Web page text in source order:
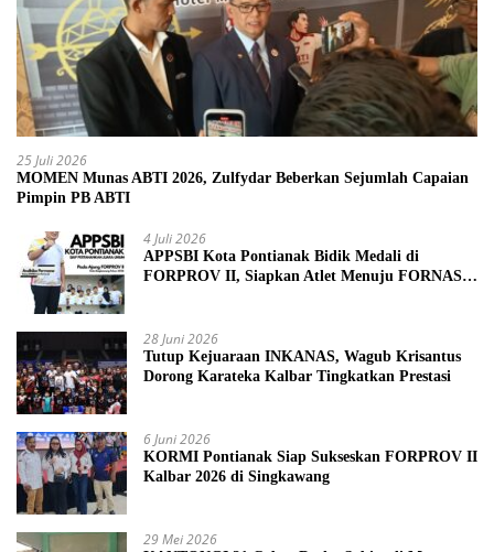
25 Juli 2026
MOMEN Munas ABTI 2026, Zulfydar Beberkan Sejumlah Capaian
Pimpin PB ABTI
4 Juli 2026
APPSBI Kota Pontianak Bidik Medali di
FORPROV II, Siapkan Atlet Menuju FORNAS
28 Juni 2026
Tutup Kejuaraan INKANAS, Wagub Krisantus
Dorong Karateka Kalbar Tingkatkan Prestasi
6 Juni 2026
KORMI Pontianak Siap Sukseskan FORPROV II
Kalbar 2026 di Singkawang
29 Mei 2026